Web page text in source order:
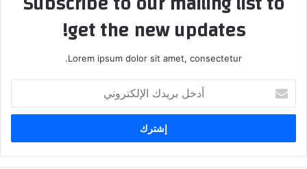
get the new updates!
Lorem ipsum dolor sit amet, consectetur.
بريدك
الإلكتروني